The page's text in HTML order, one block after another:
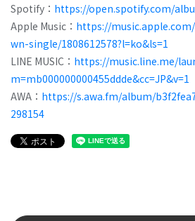
Spotify： https://open.spotify.com/
Apple Music： https://
wn-single/1808612578?l=ko&ls=1
LINE MUSIC： https://music.line.me/
m=mb000000000455ddde&cc=JP&v=1
AWA： https://s.awa.fm/album/
298154